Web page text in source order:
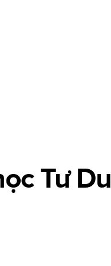
Tư
ảnh sáng tạo giúp truyền